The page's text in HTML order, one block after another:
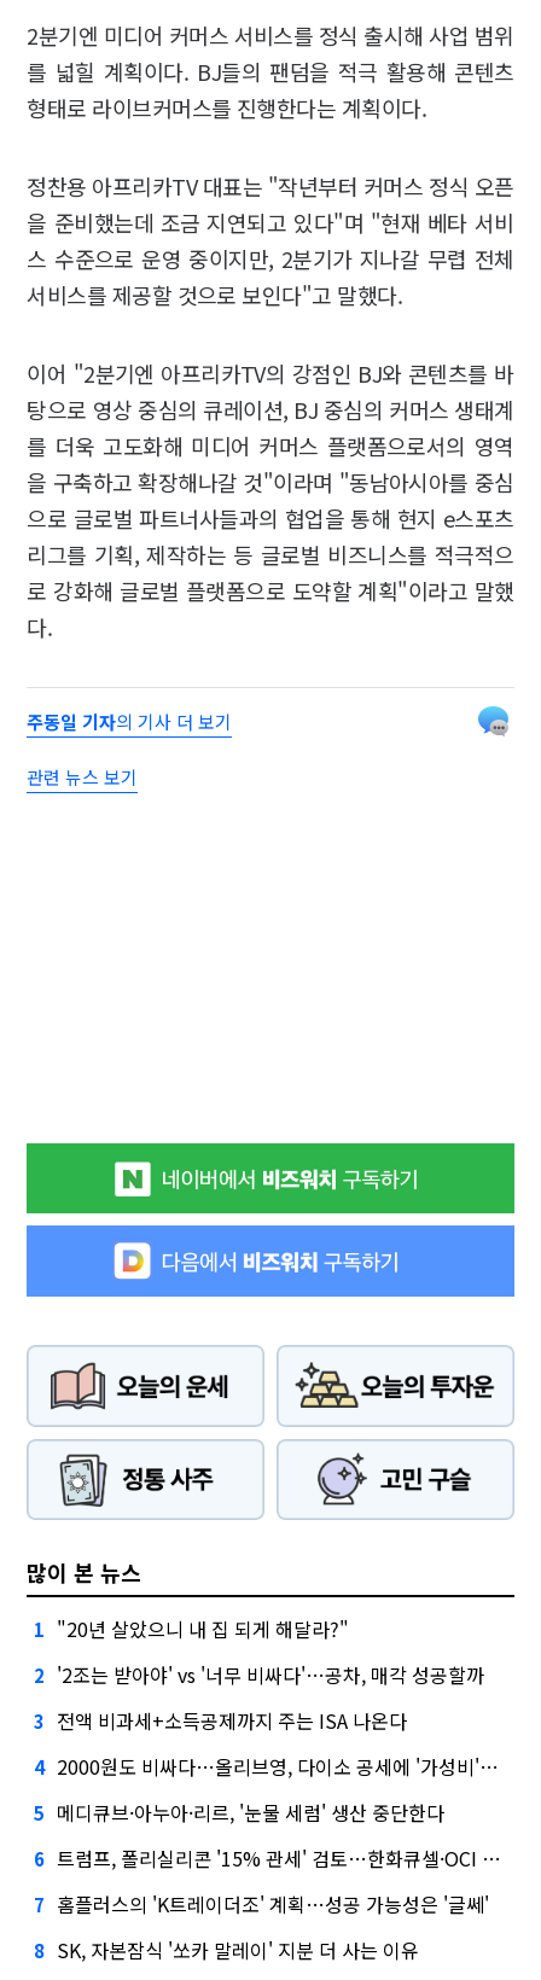
2분기엔 미디어 커머스 서비스를 정식 출시해 사업 범위
를 넓힐 계획이다. BJ들의 팬덤을 적극 활용해 콘텐츠
형태로 라이브커머스를 진행한다는 계획이다.
정찬용 아프리카TV 대표는 "작년부터 커머스 정식 오픈
을 준비했는데 조금 지연되고 있다"며 "현재 베타 서비
스 수준으로 운영 중이지만, 2분기가 지나갈 무렵 전체
서비스를 제공할 것으로 보인다"고 말했다.
이어 "2분기엔 아프리카TV의 강점인 BJ와 콘텐츠를 바
탕으로 영상 중심의 큐레이션, BJ 중심의 커머스 생태계
를 더욱 고도화해 미디어 커머스 플랫폼으로서의 영역
을 구축하고 확장해나갈 것"이라며 "동남아시아를 중심
으로 글로벌 파트너사들과의 협업을 통해 현지 e스포츠
리그를 기획, 제작하는 등 글로벌 비즈니스를 적극적으
로 강화해 글로벌 플랫폼으로 도약할 계획"이라고 말했
다.
주동일 기자의 기사 더 보기
관련 뉴스 보기
많이 본 뉴스
1 "20년 살았으니 내 집 되게 해달라?"
2 '2조는 받아야' vs '너무 비싸다'…공차, 매각 성공할까
3 전액 비과세+소득공제까지 주는 ISA 나온다
4 2000원도 비싸다…올리브영, 다이소 공세에 '가성비'로 맞불
5 메디큐브·아누아·리르, '눈물 세럼' 생산 중단한다
6 트럼프, 폴리실리콘 '15% 관세' 검토…한화큐셀·OCI 영향은?
7 홈플러스의 'K트레이더조' 계획…성공 가능성은 '글쎄'
8 SK, 자본잠식 '쏘카 말레이' 지분 더 사는 이유